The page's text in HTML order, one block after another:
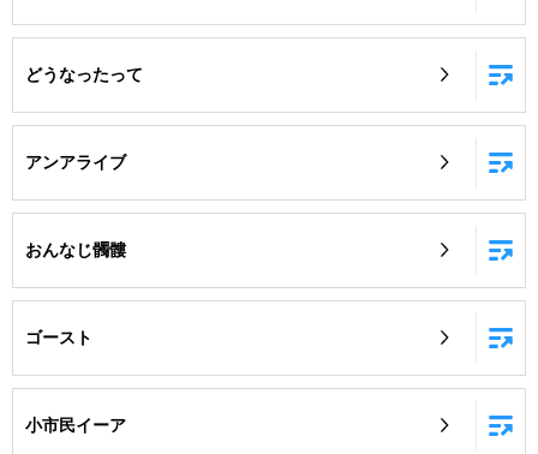
どうなったって
アンアライブ
おんなじ髑髏
ゴースト
小市民イーア